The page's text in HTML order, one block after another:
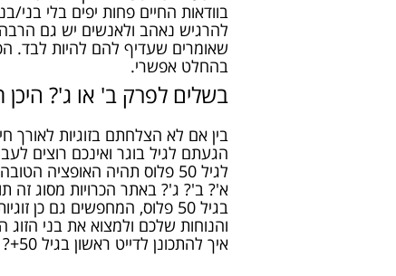
בוודאות החיים פחות יפים בלי בני/
להרגיש נאהב ולאנשים יש גם
בהחלט אפשרי.
בשלים לפרק ב' או ג'? היכן
בין אם לא הצלחתם בזוגיות לאורך
הגעתם לגיל בוגר ואינכם רוצים
לגיל 50 פלוס תהיה האופציה
א'? ב'? ג'? באתר הכרויות מסוג זה
בגיל 50 פלוס, המחפשים גם כן
והנוחות שלכם ולמצוא את בני הזוג
איך להתכונן לדייט ראשון בגיל 50+?